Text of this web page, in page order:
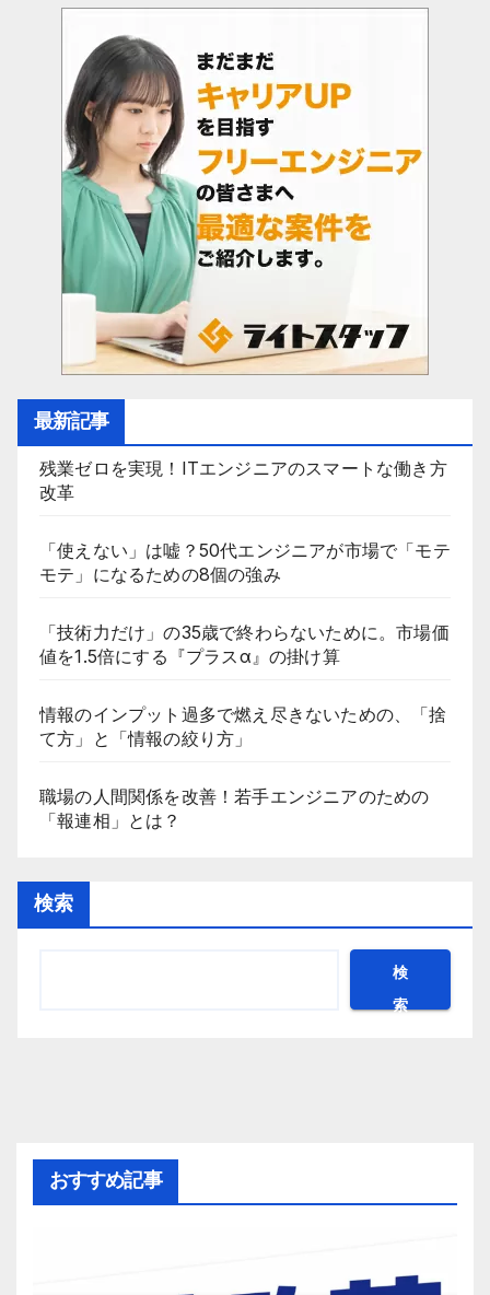
ー
シ
ョ
ン
最新記事
残業ゼロを実現！ITエンジニアのスマートな働き方
改革
「使えない」は嘘？50代エンジニアが市場で「モテ
モテ」になるための8個の強み
「技術力だけ」の35歳で終わらないために。市場価
値を1.5倍にする『プラスα』の掛け算
情報のインプット過多で燃え尽きないための、「捨
て方」と「情報の絞り方」
職場の人間関係を改善！若手エンジニアのための
「報連相」とは？
検索
検
索
おすすめ記事